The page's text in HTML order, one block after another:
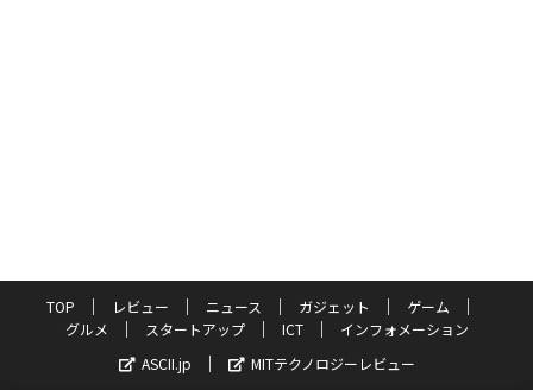
TOP レビュー ニュース ガジェット
ゲーム
グルメ
スタートアップ ICT
インフォメーション
ASCII.jp
MITテクノロジーレビュー